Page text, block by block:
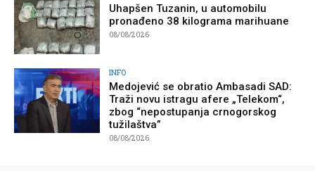
Uhapšen Tuzanin, u automobilu
pronađeno 38 kilograma marihuane
08/08/2026
INFO
Medojević se obratio Ambasadi SAD:
Traži novu istragu afere „Telekom“,
zbog “nepostupanja crnogorskog
tužilaštva”
08/08/2026